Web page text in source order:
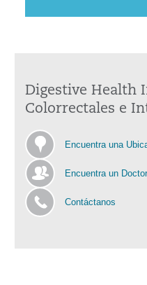
Digestive Health
Colorrectales e
Encuentra una
Encuentra un Doctor
Contáctanos